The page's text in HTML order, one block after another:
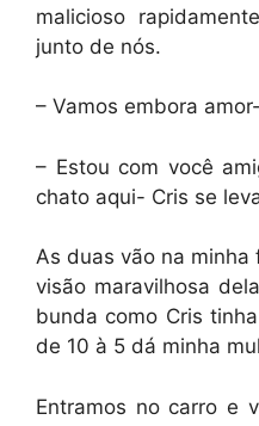
malicioso
junto de nós.
– Vamos embora
– Estou com você
chato aqui- Cris se
As duas vão na
visão maravilhosa
bunda como Cris
de 10 à 5 dá minha
Entramos no carro e